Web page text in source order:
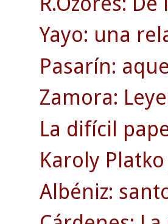
Yayo: una
Pasarín:
Zamora:
La difícil
Karoly
Albéniz: